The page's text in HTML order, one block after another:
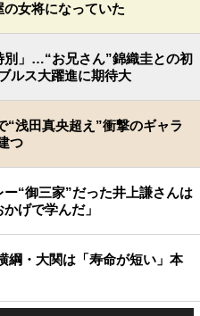
女将になっていた
別」…“お兄さん”錦織圭との初
ルス大躍進に期待大
“浅田真央超え”衝撃のギャラ
つ
ー“御三家”だった井上謙さんは
げで学んだ」
綱・大関は「寿命が短い」本